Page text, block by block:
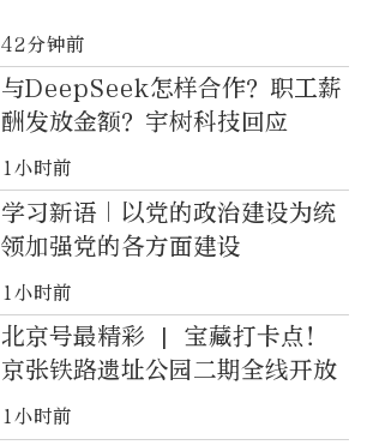
42分钟前
与DeepSeek怎样合作？职工薪
酬发放金额？宇树科技回应
1小时前
学习新语｜以党的政治建设为统
领加强党的各方面建设
1小时前
北京号最精彩 | 宝藏打卡点！
京张铁路遗址公园二期全线开放
1小时前